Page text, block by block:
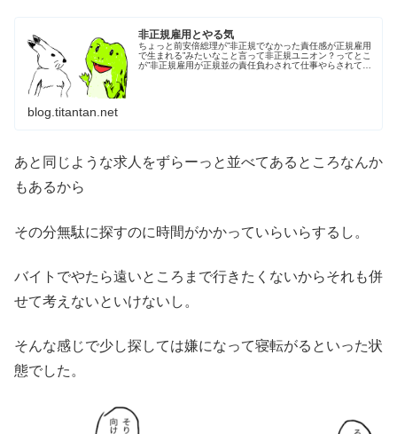
非正規雇用とやる気
ちょっと前安倍総理が”非正規でなかった責任感が正規雇用
で生まれる”みたいなこと言って非正規ユニオン？ってとこ
が”非正規雇用が正規並の責任負わされて仕事やらされてる
blog.titantan.net
あと同じような求人をずらーっと並べてあるところなんか
もあるから
その分無駄に探すのに時間がかかっていらいらするし。
バイトでやたら遠いところまで行きたくないからそれも併
せて考えないといけないし。
そんな感じで少し探しては嫌になって寝転がるといった状
態でした。